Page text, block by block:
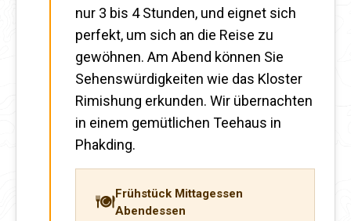
nur 3 bis 4 Stunden, und eignet sich
perfekt, um sich an die Reise zu
gewöhnen. Am Abend können Sie
Sehenswürdigkeiten wie das Kloster
Rimishung erkunden. Wir übernachten
in einem gemütlichen Teehaus in
Phakding.
Frühstück Mittagessen
Abendessen